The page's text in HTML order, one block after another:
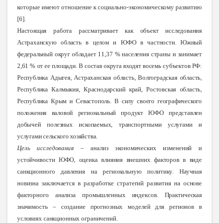
которые имеют отношение к социально-экономическому развитию
[6].
Настоящая работа рассматривает как объект исследования
Астраханскую область в целом и ЮФО в частности. Южный
федеральный округ обладает 11,37 % населения страны и занимает
2,61 % от ее площади. В состав округа входят восемь субъектов РФ:
Республика Адыгея, Астраханская область, Волгоградская область,
Республика Калмыкия, Краснодарский край, Ростовская область,
Республика Крым и Севастополь. В силу своего географического
положения валовой региональный продукт ЮФО представлен
добычей полезных ископаемых, транспортными услугами и
услугами сельского хозяйства.
Цель исследования– анализ экономических изменений и
устойчивости ЮФО, оценка влияния внешних факторов в виде
санкционного давления на региональную политику. Научная
новизна заключается в разработке стратегий развития на основе
факторного анализа промышленных индексов. Практическая
значимость – создание прогнозных моделей для регионов в
условиях санкционных ограничений.